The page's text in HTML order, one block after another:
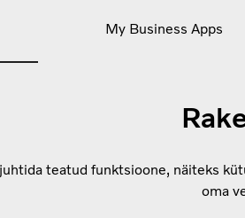
My Business Apps
teatud funktsioone, näiteks
oma